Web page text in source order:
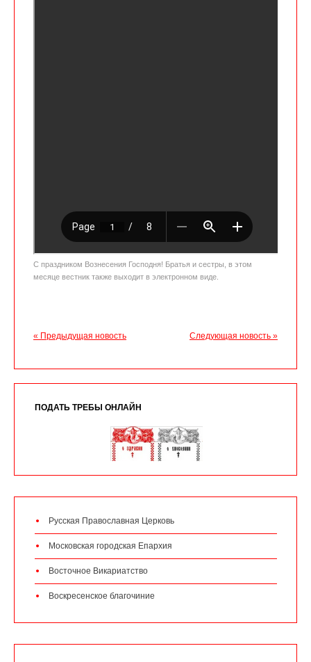
С праздником Вознесения Господня! Братья и сестры, в этом
месяце вестник также выходит в электронном виде.
« Предыдущая новость Следующая новость »
ПОДАТЬ ТРЕБЫ ОНЛАЙН
Русская Православная Церковь
Московская городская Епархия
Восточное Викариатство
Воскресенское благочиние